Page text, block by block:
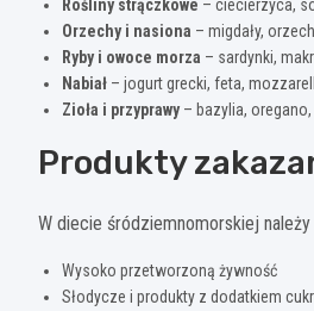
Rośliny strączkowe – ciecierzyca,
Orzechy i nasiona – migdały,
Ryby i owoce morza – sardynki,
Nabiał – jogurt grecki, feta,
Zioła i przyprawy– bazylia, oregano,
Produkty
W diecie śródziemnomorskiej
Wysoko przetworzoną żywność
Słodycze i produkty z dodatkiem